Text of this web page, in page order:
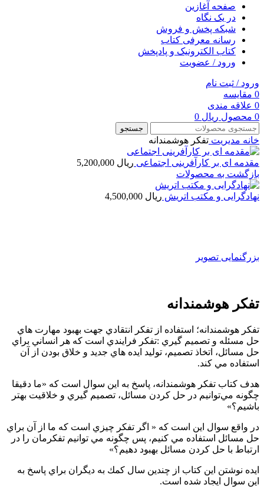
صفحه آغازین
در یک نگاه
شبکه پخش و فروش
رسانه معرفی کتاب
کتاب الکترونیک و پادپخش
ورود / عضویت
ورود / ثبت نام
0 مقایسه
0 علاقه مندی
0 محصول ریال
جستجو
خانه مديريت تفكر هوشمندانه
مقدمه ای بر کارآفرینی اجتماعی ریال
بازگشت به محصولات
نهادگرايی و مکتب اتريش ریال
بزرگنمایی تصویر
تفكر هوشمندانه
تفكر هوشمندانه؛ استفاده از تفكر انتقادي جهت بهبود مهارت هاي
حل مسئله و تصميم گيري :تفكر فرايندي است كه هر انساني براي
حل مسائل، اتخاذ تصميم، توليد ايده هاي جديد و خلاق بودن از آن
استفاده مي كند.
هدف كتاب تفكر هوشمندانه، پاسخ به اين سوال است كه «ما دقيقا
چگونه مي‌توانيم در حل كردن مسائل، تصميم گيري و خلاقيت بهتر
باشيم؟»
در واقع سوال اين است كه « اگر تفكر چيزي است كه ما از آن براي
حل مسائل استفاده مي كنيم، پس چگونه مي توانيم تفكرمان را در
ارتباط با حل كردن مسائل بهبود دهيم؟»
ايده نوشتن اين كتاب از چندين سال كمك به ديگران براي پاسخ به
اين سوال ايجاد شده است.